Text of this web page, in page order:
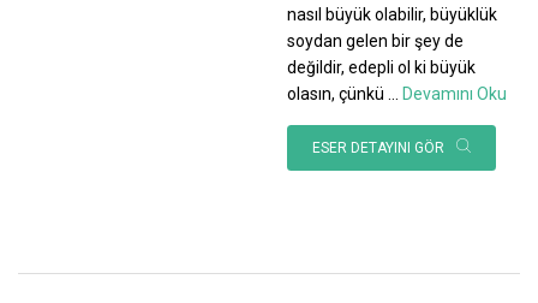
nasıl büyük olabilir, büyüklük
soydan gelen bir şey de
değildir, edepli ol ki büyük
olasın, çünkü ... Devamını Oku
ESER DETAYINI GÖR